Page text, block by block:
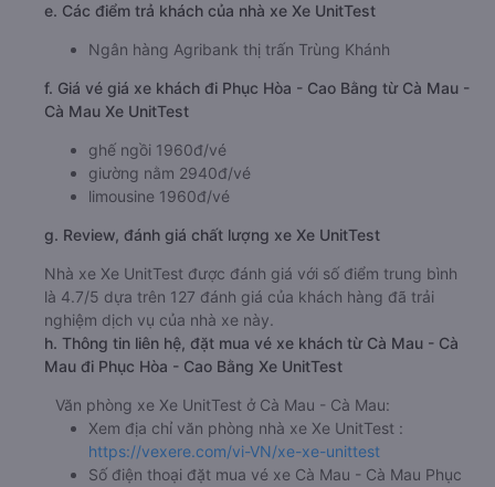
e. Các điểm trả khách của nhà xe Xe UnitTest
Ngân hàng Agribank thị trấn Trùng Khánh
f. Giá vé giá xe khách đi Phục Hòa - Cao Bằng từ Cà Mau -
Cà Mau Xe UnitTest
ghế ngồi 1960đ/vé
giường nằm 2940đ/vé
limousine 1960đ/vé
g. Review, đánh giá chất lượng xe Xe UnitTest
Nhà xe Xe UnitTest được đánh giá với số điểm trung bình
là 4.7/5 dựa trên 127 đánh giá của khách hàng đã trải
nghiệm dịch vụ của nhà xe này.
h. Thông tin liên hệ, đặt mua vé xe khách từ Cà Mau - Cà
Mau đi Phục Hòa - Cao Bằng Xe UnitTest
Văn phòng xe Xe UnitTest ở Cà Mau - Cà Mau:
Xem địa chỉ văn phòng nhà xe Xe UnitTest :
https://vexere.com/vi-VN/xe-xe-unittest
Số điện thoại đặt mua vé xe Cà Mau - Cà Mau Phục